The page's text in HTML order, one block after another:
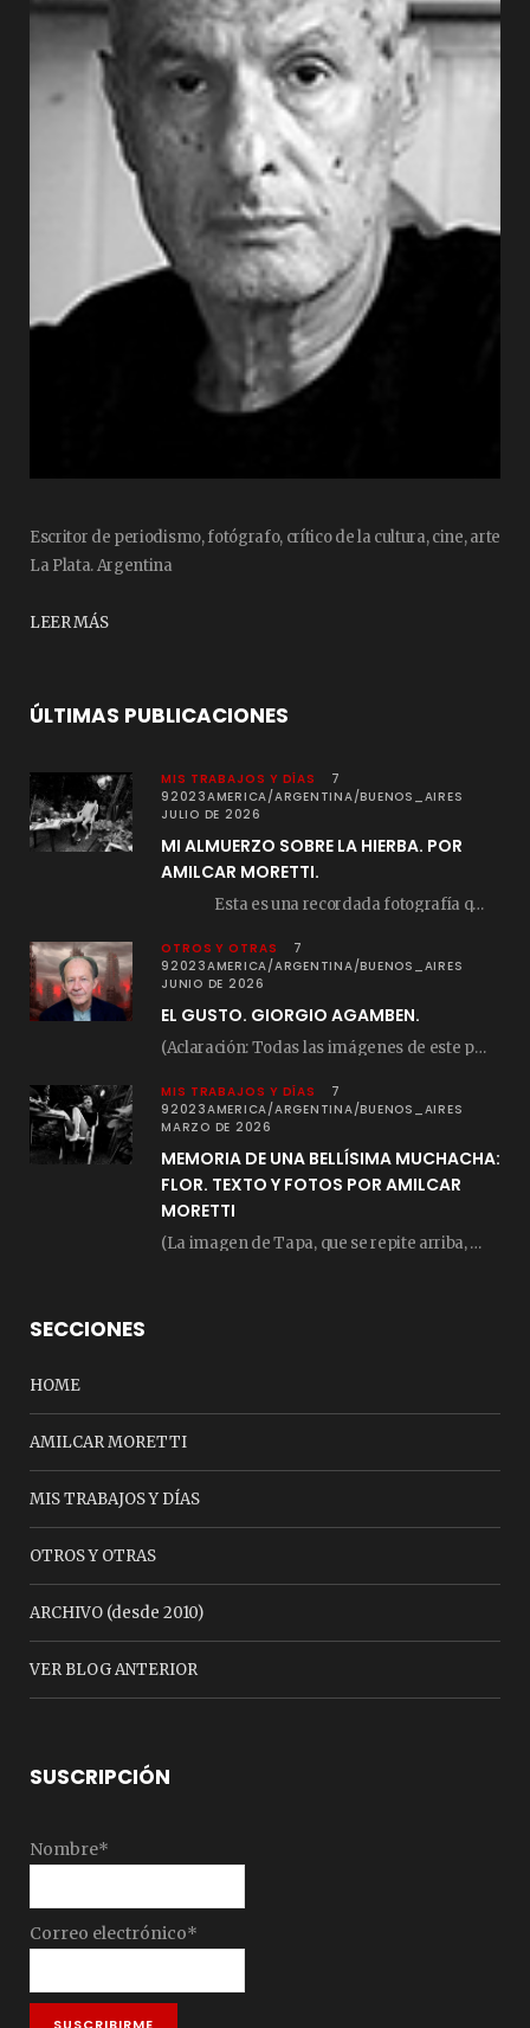
Escritor de periodismo, fotógrafo, crítico de la cultura, cine, arte
La Plata. Argentina
LEER MÁS
ÚLTIMAS PUBLICACIONES
MIS TRABAJOS Y DÍAS
7
92023AMERICA/ARGENTINA/BUENOS_AIRES
JULIO DE 2026
MI ALMUERZO SOBRE LA HIERBA. POR
AMILCAR MORETTI.
Esta es una recordada fotografía que registré…
OTROS Y OTRAS
7
92023AMERICA/ARGENTINA/BUENOS_AIRES
JUNIO DE 2026
EL GUSTO. GIORGIO AGAMBEN.
(Aclaración: Todas las imágenes de este posteo fueron tomadas de Bloghemia.com, y todos los…
MIS TRABAJOS Y DÍAS
7
92023AMERICA/ARGENTINA/BUENOS_AIRES
MARZO DE 2026
MEMORIA DE UNA BELLÍSIMA MUCHACHA:
FLOR. TEXTO Y FOTOS POR AMILCAR
MORETTI
(La imagen de Tapa, que se repite arriba, fue compuesta por Amilcar Moretti el viernes…
SECCIONES
HOME
AMILCAR MORETTI
MIS TRABAJOS Y DÍAS
OTROS Y OTRAS
ARCHIVO (desde 2010)
VER BLOG ANTERIOR
SUSCRIPCIÓN
Nombre*
Correo electrónico*